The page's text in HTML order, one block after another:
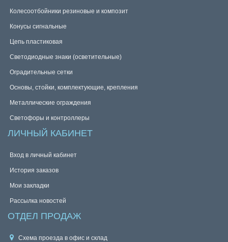
Колесоотбойники резиновые и композит
Конусы сигнальные
Цепь пластиковая
Светодиодные знаки (осветительные)
Оградительные сетки
Основы, стойки, комплектующие, крепления
Металлические ограждения
Светофоры и контроллеры
ЛИЧНЫЙ КАБИНЕТ
Вход в личный кабинет
История заказов
Мои закладки
Рассылка новостей
ОТДЕЛ ПРОДАЖ
Схема проезда в офис и склад